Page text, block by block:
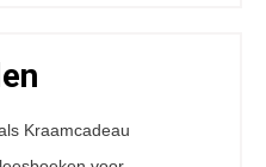
Kraamcadeau